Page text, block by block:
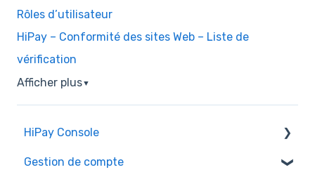
Rôles d’utilisateur
HiPay – Conformité des sites Web – Liste de
vérification
Afficher plus▼
HiPay Console
Personnalisation du tableau de bord
Gestion de compte